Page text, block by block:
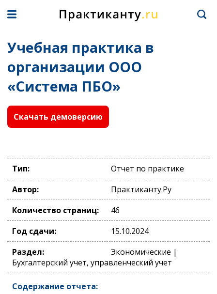
Учебная практика в
организации ООО
«Система ПБО»
Скачать демоверсию
Тип:
Отчет по практике
Автор:
Практиканту.Ру
Количество страниц:
46
Год сдачи:
15.10.2024
Раздел:
Экономические |
Бухгалтерский учет, управленческий учет
Содержание отчета: